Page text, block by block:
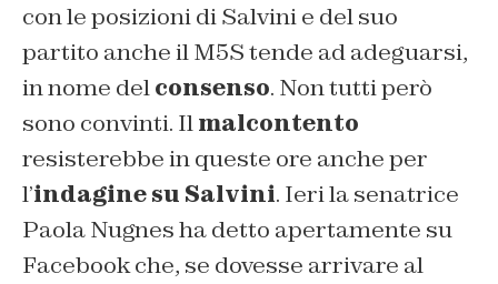
con le posizioni di Salvini e del suo
partito anche il M5S tende ad adeguarsi,
in nome delconsenso. Non tutti però
sono convinti. Ilmalcontento
resisterebbe in queste ore anche per
l’indagine su Salvini. Ieri la senatrice
Paola Nugnes ha detto apertamente su
Facebook che, se dovesse arrivare al